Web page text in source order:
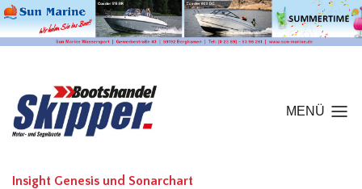
MENÜ
Insight Genesis und Sonarchart